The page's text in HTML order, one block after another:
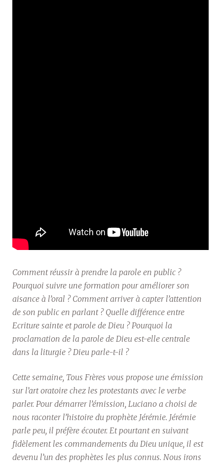
Comment réussir à prendre la parole en public ?
Pourquoi suivre une formation pour améliorer son
aisance à l’oral ? Comment arriver à capter l’attention
de son public en parlant ? Quelle différence entre
Ecriture sainte et parole de Dieu ? Pourquoi la
proclamation de la parole de Dieu est-elle centrale
dans la liturgie ? Dieu parle-t-il ?
Cette semaine, Tous Frères vous propose une émission
sur l’art oratoire chez les protestants avec le verbe
parler. Pour démarrer l’émission, Luciano a choisi de
nous raconter l’histoire du prophète Jérémie. Jérémie
parle peu, il préfère écouter. Et pourtant en suivant
fidèlement les commandements du Dieu unique, il est
devenu l’un des prophètes les plus connus. Nous irons